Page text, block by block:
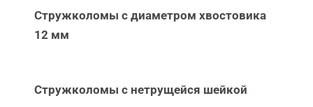
Стружколомы с диаметром хвостовика
12 мм
Стружколомы с нетрущейся шейкой